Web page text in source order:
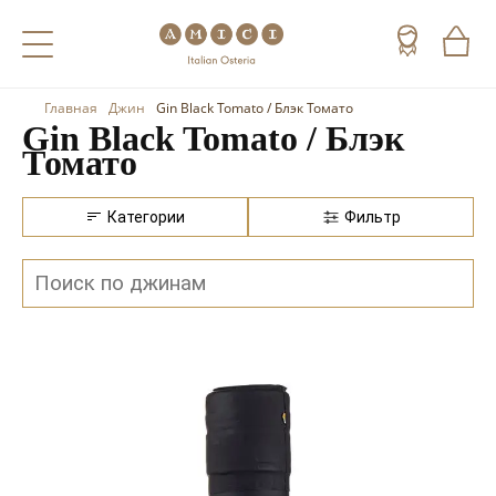
Назад
Холодные напитки
Чай
Кофе
Назад
Вино
Шампанское
Игристое вино
Портвейн
Красные вина
Назад
Виски
Коньяк
Арманьяк
Текила
Кальвадос
Главная Джин Gin Black Tomato / Блэк Томато
Gin Black Tomato / Блэк
Томато
Категории Фильтр